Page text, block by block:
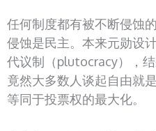
任何制度都有被不断侵蚀
侵蚀是民主。本来元勋设
代议制（plutocracy），
竟然大多数人谈起自由就
等同于投票权的最大化。